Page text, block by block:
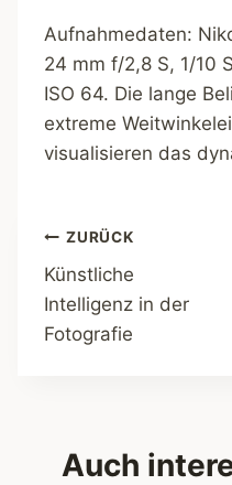
Aufnahmedaten:
24 mm f/2,8 S, 1/10
ISO 64. Die lange
extreme
visualisieren das
ZURÜCK
Künstliche
Intelligenz in der
Fotografie
Auch